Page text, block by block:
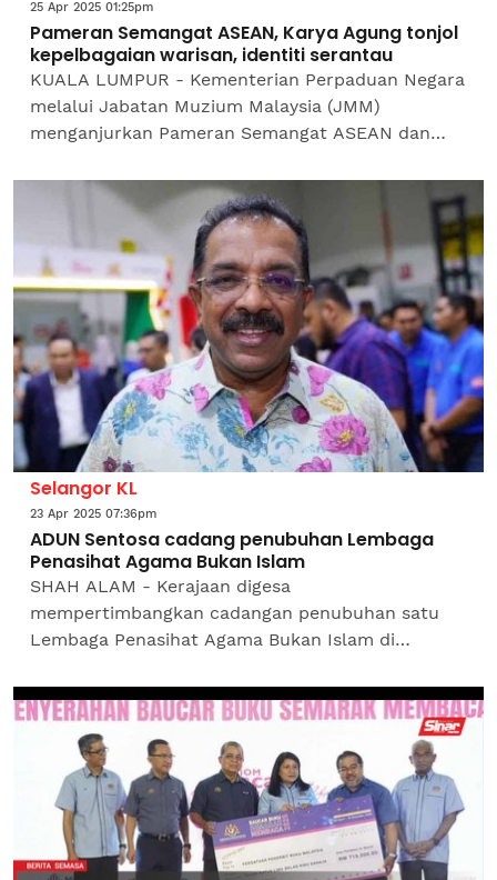
25 Apr 2025 01:25pm
Pameran Semangat ASEAN, Karya Agung tonjol
kepelbagaian warisan, identiti serantau
KUALA LUMPUR - Kementerian Perpaduan Negara
melalui Jabatan Muzium Malaysia (JMM)
menganjurkan Pameran Semangat ASEAN dan
kepelbagaian warisan, identiti serantau...
Selangor KL
23 Apr 2025 07:36pm
ADUN Sentosa cadang penubuhan Lembaga
Penasihat Agama Bukan Islam
SHAH ALAM - Kerajaan digesa
mempertimbangkan cadangan penubuhan satu
Lembaga Penasihat Agama Bukan Islam di
berkaitan rumah ibadat dan sensitiviti agama
bukan...